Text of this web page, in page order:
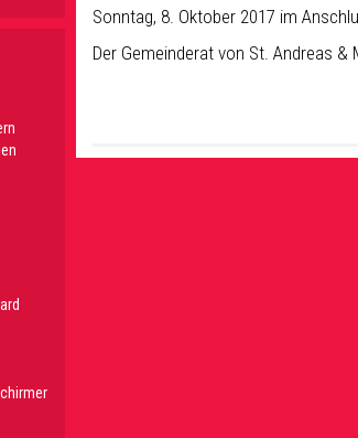
Sonntag, 8. Oktober 2017 im
Der Gemeinderat von St. Andreas